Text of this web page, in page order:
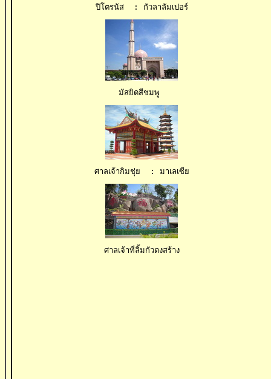
ปิโตรนัส  : กัวลาลัมเปอร์
มัสยิดสีชมพู
ศาลเจ้ากิมชุ่ย  : มาเลเซีย
ศาลเจ้าที่ลิ้มกัวตงสร้าง